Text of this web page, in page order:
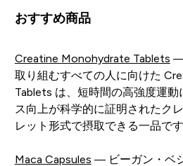
おすすめ商品
Creatine Monohydrate Tablets —
取り組むすべての人に向けた
Tablets は、短時間の高強度運
ス向上が科学的に証明されたク
レット形式で摂取できる一品です
Maca Capsules — ビーガン・ベ